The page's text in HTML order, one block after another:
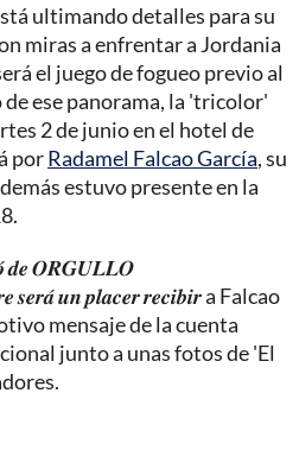
ultimando detalles para su
miras a enfrentar a Jordania
el juego de fogueo previo al
ese panorama, la 'tricolor'
2 de junio en el hotel de
porRadamel Falcao García, su
estuvo presente en la
𝒅𝒆 𝑶𝑹𝑮𝑼𝑳𝑳𝑶
𝒖𝒏 𝒑𝒍𝒂𝒄𝒆𝒓 𝒓𝒆𝒄𝒊𝒃𝒊𝒓 a Falcao
mensaje de la cuenta
junto a unas fotos de 'El